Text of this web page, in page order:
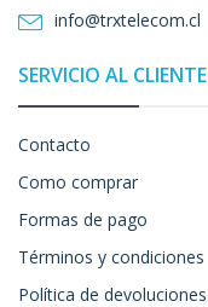
info@trxtelecom.cl
SERVICIO AL CLIENTE
Contacto
Como comprar
Formas de pago
Términos y condiciones
Política de devoluciones